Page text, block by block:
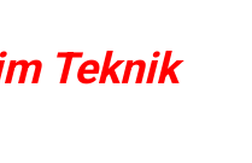
Teknik